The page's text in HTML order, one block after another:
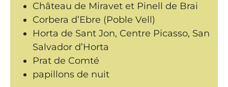
Château de Miravet et Pinell de Brai
Corbera d’Ebre (Poble Vell)
Horta de Sant Jon, Centre Picasso, San
Salvador d’Horta
Prat de Comté
papillons de nuit